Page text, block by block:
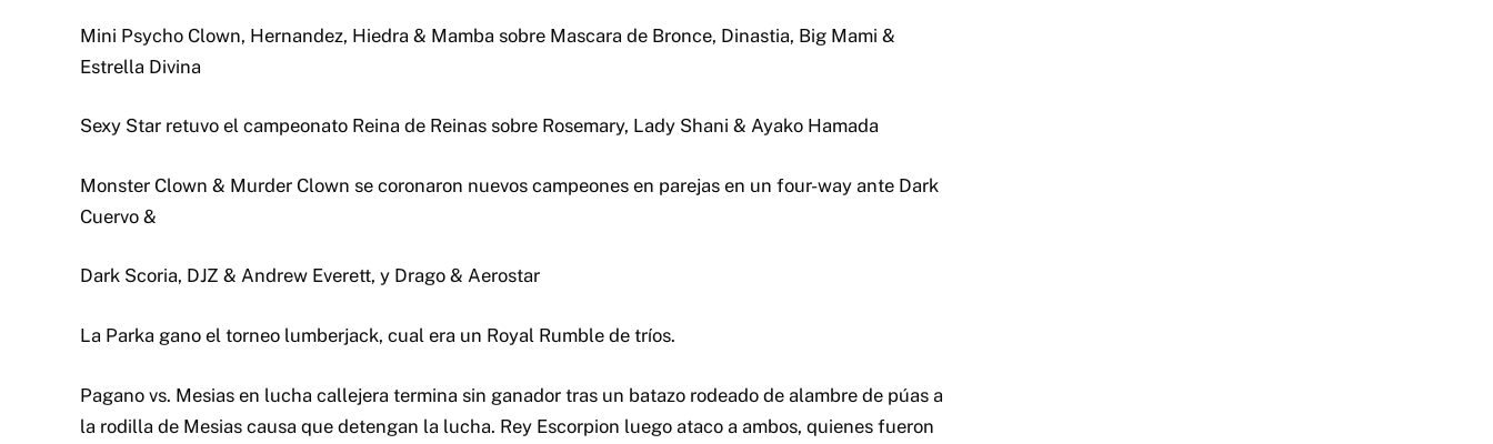
Mini Psycho Clown, Hernandez, Hiedra & Mamba sobre Mascara de Bronce, Dinastia, Big Mami &
Estrella Divina
Sexy Star retuvo el campeonato Reina de Reinas sobre Rosemary, Lady Shani & Ayako Hamada
Monster Clown & Murder Clown se coronaron nuevos campeones en parejas en un four-way ante Dark
Cuervo &
Dark Scoria, DJZ & Andrew Everett, y Drago & Aerostar
La Parka gano el torneo lumberjack, cual era un Royal Rumble de tríos.
Pagano vs. Mesias en lucha callejera termina sin ganador tras un batazo rodeado de alambre de púas a
la rodilla de Mesias causa que detengan la lucha. Rey Escorpion luego ataco a ambos, quienes fueron